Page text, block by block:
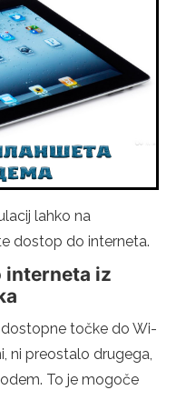
lahko na
dostop do interneta.
interneta iz
dostopne točke do Wi-
ni preostalo drugega,
To je mogoče